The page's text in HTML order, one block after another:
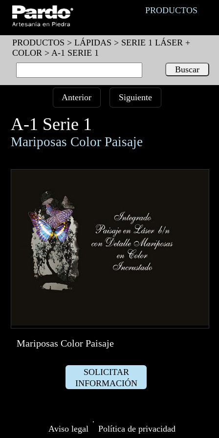
PRODUCTOS
PRODUCTOS > LÁPIDAS > SERIE 1 LÁSER +
COLOR> A-1 SERIE 1
Anterior Siguiente
A-1 Serie 1
Mariposas Color Paisaje
Mariposas Color Paisaje
SOLICITAR
INFORMACIÓN
Aviso legal
·
Política de privacidad